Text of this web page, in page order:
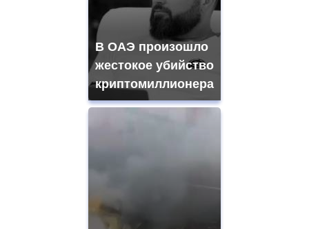
В ОАЭ произошло
жестокое убийство
криптомиллионера